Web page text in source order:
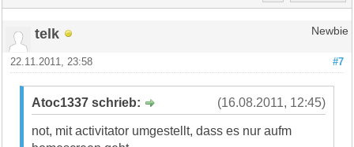
telk Newbie
#7
22.11.2011, 23:58
(16.08.2011, 12:45)
Atoc1337 schrieb:
not, mit activitator umgestellt, dass es nur aufm